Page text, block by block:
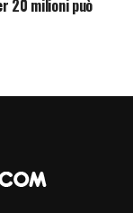
20 milioni può